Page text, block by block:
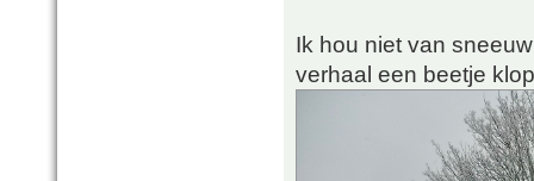
Ik hou niet van
verhaal een beetje